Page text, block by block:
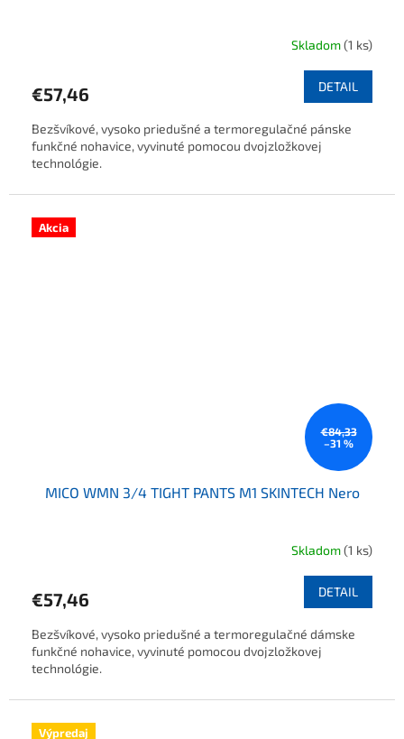
Skladom(1 ks)
€57,46 DETAIL
Bezšvíkové, vysoko priedušné a termoregulačné pánske
funkčné nohavice, vyvinuté pomocou dvojzložkovej
technológie.
Akcia
€84,33
–31 %
MICO WMN 3/4 TIGHT PANTS M1 SKINTECH Nero
Skladom(1 ks)
€57,46 DETAIL
Bezšvíkové, vysoko priedušné a termoregulačné dámske
funkčné nohavice, vyvinuté pomocou dvojzložkovej
technológie.
Výpredaj